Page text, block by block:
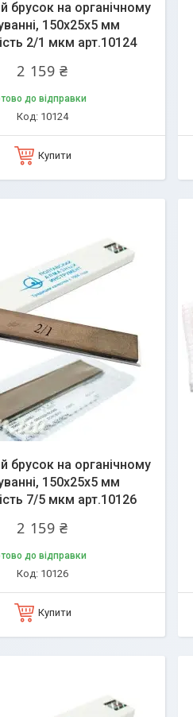
брусок на органічному
150х25х5 мм
2/1 мкм арт.10124
2 159 ₴
до відправки
10124
Купити
брусок на органічному
150х25х5 мм
7/5 мкм арт.10126
2 159 ₴
до відправки
10126
Купити